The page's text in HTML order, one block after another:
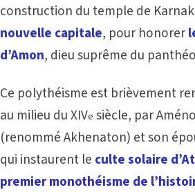
construction du temple de
nouvelle capitale, pour honorer
d’Amon, dieu suprême du
Ce polythéisme est brièvement
au milieu du XIVe siècle, par
(renommé Akhenaton) et son
qui instaurent le culte solaire
premier monothéisme de